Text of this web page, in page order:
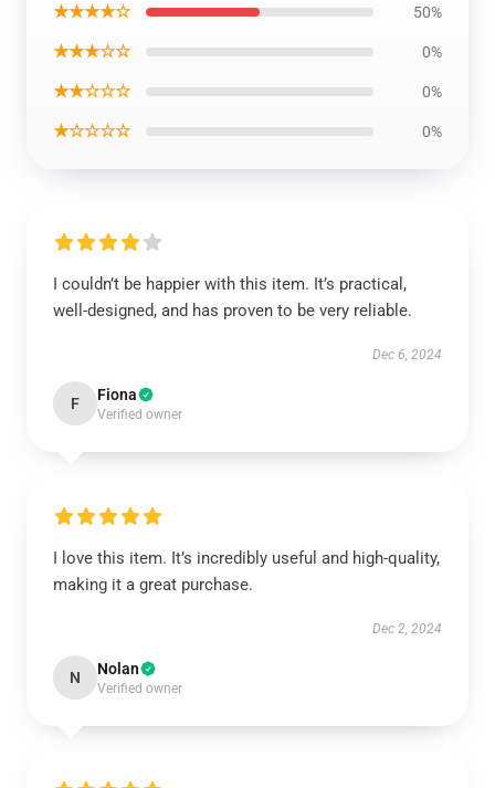
★★★★☆ 50%
★★★☆☆ 0%
★★☆☆☆ 0%
★☆☆☆☆ 0%
I couldn’t be happier with this item. It’s practical,
well-designed, and has proven to be very reliable.
Dec 6, 2024
F Fiona
Verified owner
I love this item. It’s incredibly useful and high-quality,
making it a great purchase.
Dec 2, 2024
N Nolan
Verified owner